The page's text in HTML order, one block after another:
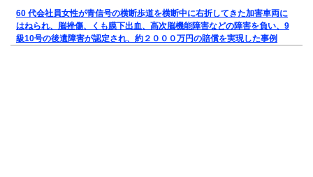
60 代会社員女性が青信号の横断歩道を横断中に右折してきた加害車両に
はねられ、脳挫傷、くも膜下出血、高次脳機能障害などの障害を負い、9
級10号の後遺障害が認定され、約２０００万円の賠償を実現した事例